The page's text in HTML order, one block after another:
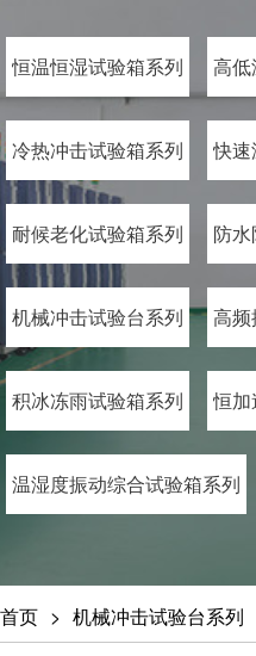
恒温恒湿试验箱系列 高
冷热冲击试验箱系列 快
耐候老化试验箱系列 防
机械冲击试验台系列 高
积冰冻雨试验箱系列 恒
温湿度振动综合试验箱系列
首页 机械冲击试验台系列